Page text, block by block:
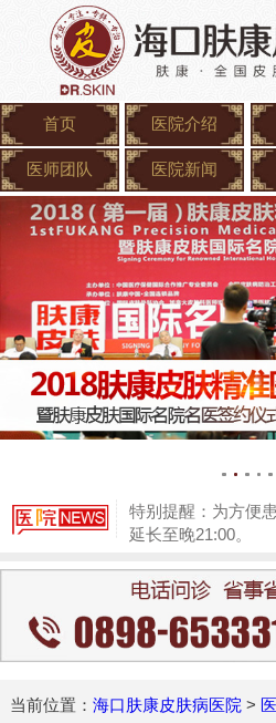
首页 医院介绍
医师团队 医院新闻
特别提醒：为方便
延长至晚21:00。
当前位置： 海口肤康皮肤病医院 >